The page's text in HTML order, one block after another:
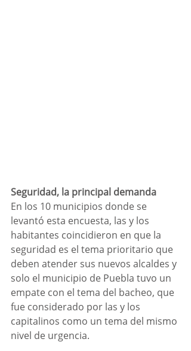
Seguridad, la principal demanda
En los 10 municipios donde se
levantó esta encuesta, las y los
habitantes coincidieron en que la
seguridad es el tema prioritario que
deben atender sus nuevos alcaldes y
solo el municipio de Puebla tuvo un
empate con el tema del bacheo, que
fue considerado por las y los
capitalinos como un tema del mismo
nivel de urgencia.